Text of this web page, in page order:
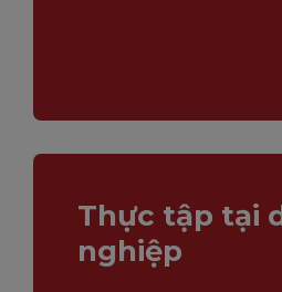
Thực tập tại
nghiệp